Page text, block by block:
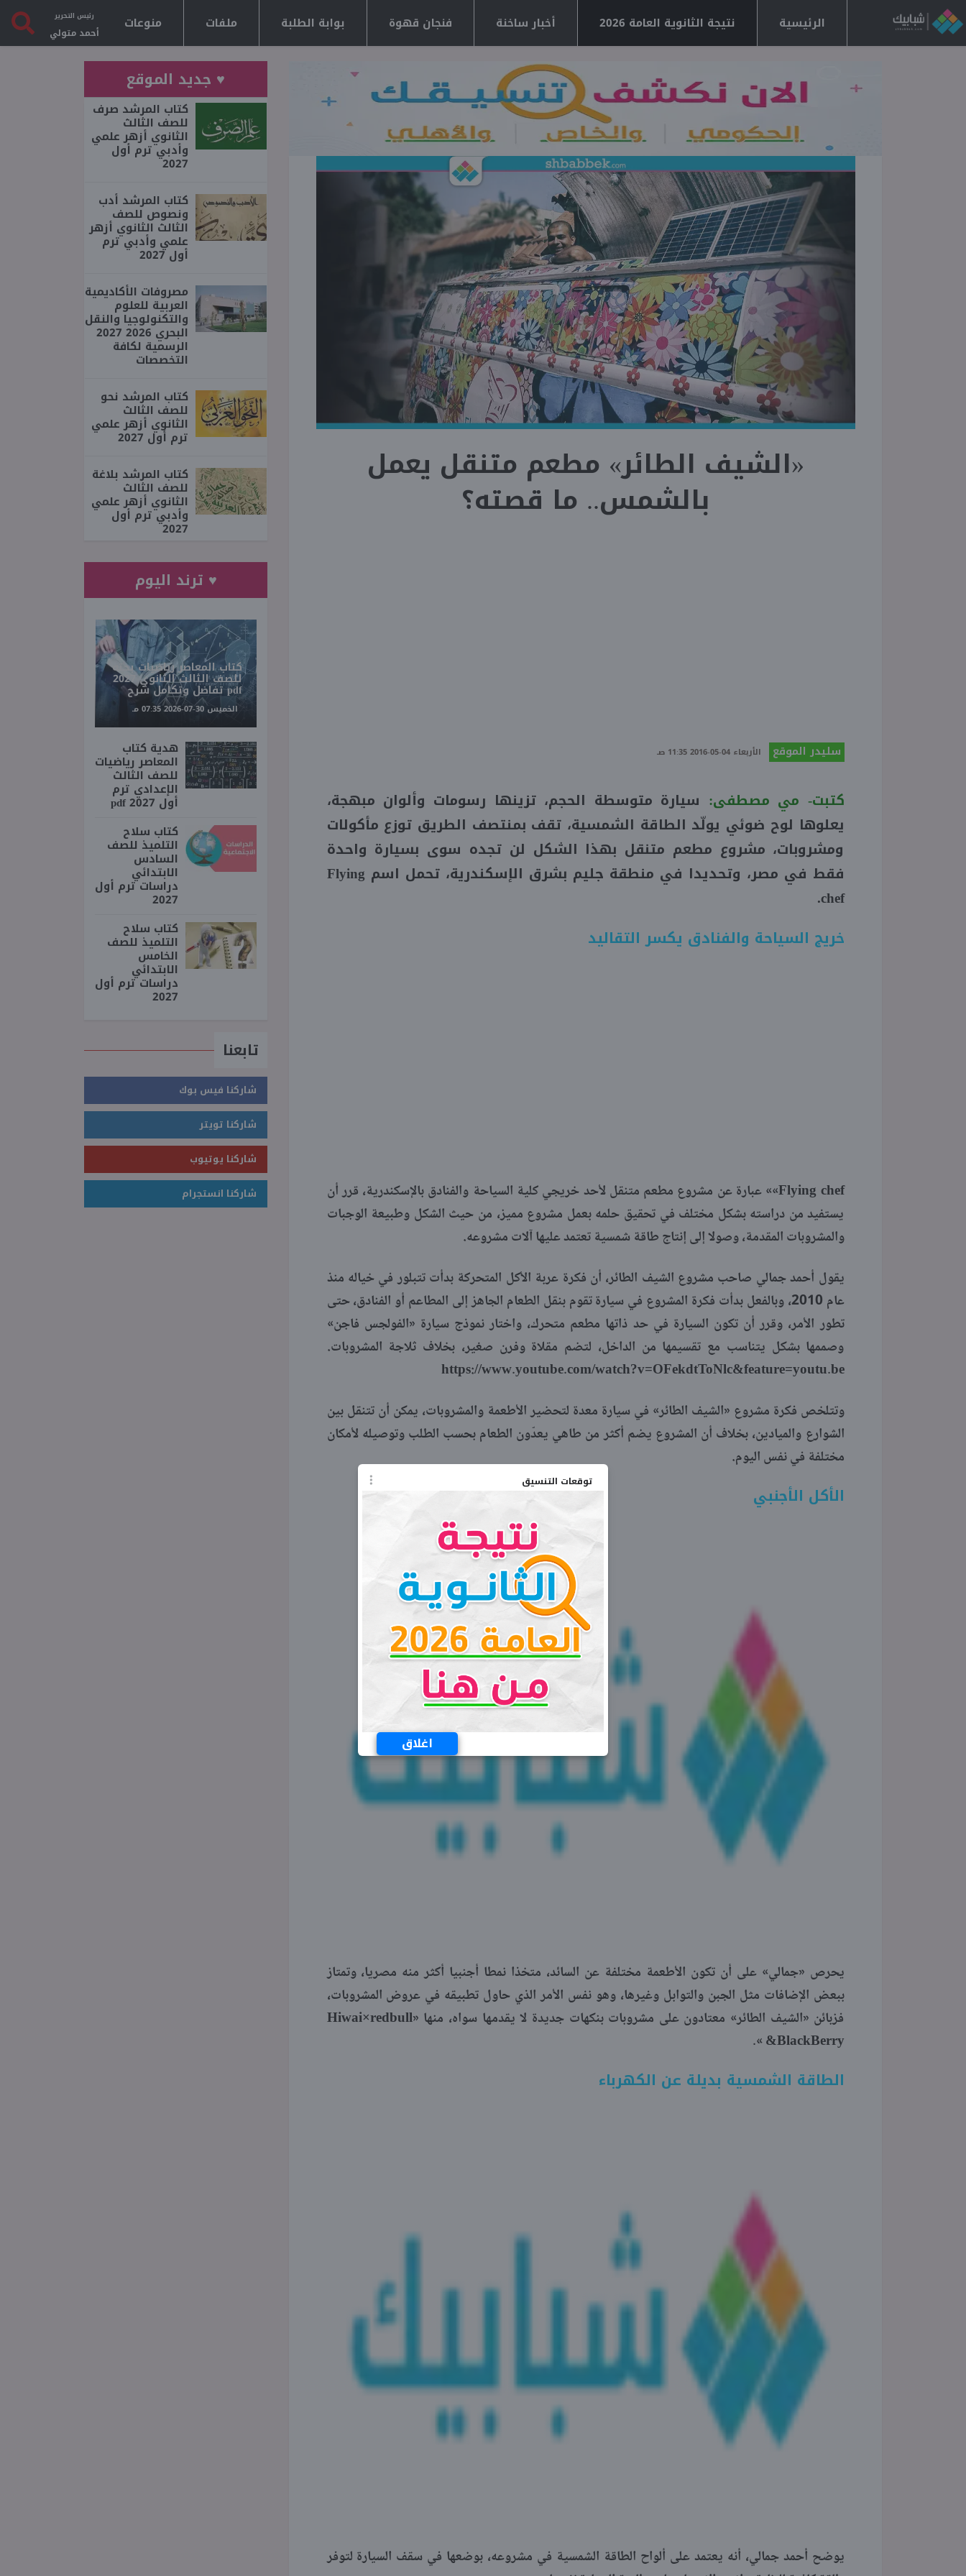
توقعات التنسيق
اغلاق
الرئيسية نتيجة الثانوية العامة 2026 أخبار ساخنة فنجان قهوة بوابة الطلبة ملفات منوعات رئيس التحرير
أحمد متولي
«الشيف الطائر» مطعم متنقل يعمل
بالشمس.. ما قصته؟
سليدر الموقع الأربعاء 04-05-2016 11:35 صـ
كتبت- مي مصطفى: سيارة متوسطة الحجم، تزينها رسومات وألوان مبهجة،
يعلوها لوح ضوئي يولّد الطاقة الشمسية، تقف بمنتصف الطريق توزع مأكولات
ومشروبات، مشروع مطعم متنقل بهذا الشكل لن تجده سوى بسيارة واحدة
فقط في مصر، وتحديدا في منطقة جليم بشرق الإسكندرية، تحمل اسمFlying
chef
.
خريج السياحة والفنادق يكسر التقاليد
Flying chef»» عبارة عن مشروع مطعم متنقل لأحد خريجي كلية السياحة والفنادق بالإسكندرية، قرر أن
يستفيد من دراسته بشكل مختلف في تحقيق حلمه بعمل مشروع مميز، من حيث الشكل وطبيعة الوجبات
والمشروبات المقدمة، وصولا إلى إنتاج طاقة شمسية تعتمد عليها آلات مشروعه.
يقول أحمد جمالي صاحب مشروع الشيف الطائر، أن فكرة عربة الأكل المتحركة بدأت تتبلور في خياله منذ
عام 2010، وبالفعل بدأت فكرة المشروع في سيارة تقوم بنقل الطعام الجاهز إلى المطاعم أو الفنادق، حتى
تطور الأمر، وقرر أن تكون السيارة في حد ذاتها مطعم متحرك، واختار نموذج سيارة «الفولجس فاجن»
وصممها بشكل يتناسب مع تقسيمها من الداخل، لتضم مقلاة وفرن صغير، بخلاف ثلاجة المشروبات.
https://www.youtube.com/watch?v=OFekdtToNlc&feature=youtu.be
وتتلخص فكرة مشروع «الشيف الطائر» في سيارة معدة لتحضير الأطعمة والمشروبات، يمكن أن تتنقل بين
الشوارع والميادين، بخلاف أن المشروع يضم أكثر من طاهي يعدّون الطعام بحسب الطلب وتوصيله لأمكان
مختلفة في نفس اليوم.
الأكل الأجنبي
يحرص «جمالي» على أن تكون الأطعمة مختلفة عن السائد، متخذا نمطا أجنبيا أكثر منه مصريا، وتمتاز
ببعض الإضافات مثل الجبن والتوابل وغيرها، وهو نفس الأمر الذي حاول تطبيقه في عروض المشروبات،
فزبائن «الشيف الطائر» معتادون على مشروبات بنكهات جديدة لا يقدمها سواه، منها «Hiwai×redbull
&BlackBerry ».
الطاقة الشمسية بديلة عن الكهرباء
يوضح أحمد جمالي، أنه يعتمد على ألواح الطاقة الشمسية في مشروعه، بوضعها في سقف السيارة لتوفر
♥ جديد الموقع
كتاب المرشد صرف
للصف الثالث
الثانوي أزهر علمي
وأدبي ترم أول
2027
كتاب المرشد أدب
ونصوص للصف
الثالث الثانوي أزهر
علمي وأدبي ترم
أول 2027
مصروفات الأكاديمية
العربية للعلوم
والتكنولوجيا والنقل
البحري 2026 2027
الرسمية لكافة
التخصصات
كتاب المرشد نحو
للصف الثالث
الثانوي أزهر علمي
ترم أول 2027
كتاب المرشد بلاغة
للصف الثالث
الثانوي أزهر علمي
وأدبي ترم أول
2027
♥ ترند اليوم
كتاب المعاصر رياضيات بحته
للصف الثالث الثانوي 2027
pdf تفاضل وتكامل شرح
الخميس 30-07-2026 07:35 مـ
هدية كتاب
المعاصر رياضيات
للصف الثالث
الإعدادي ترم
أول 2027 pdf
كتاب سلاح
التلميذ للصف
السادس
الابتدائي
دراسات ترم أول
2027
كتاب سلاح
التلميذ للصف
الخامس
الابتدائي
دراسات ترم أول
2027
تابعنا
شاركنا فيس بوك
شاركنا تويتر
شاركنا يوتيوب
شاركنا انستجرام